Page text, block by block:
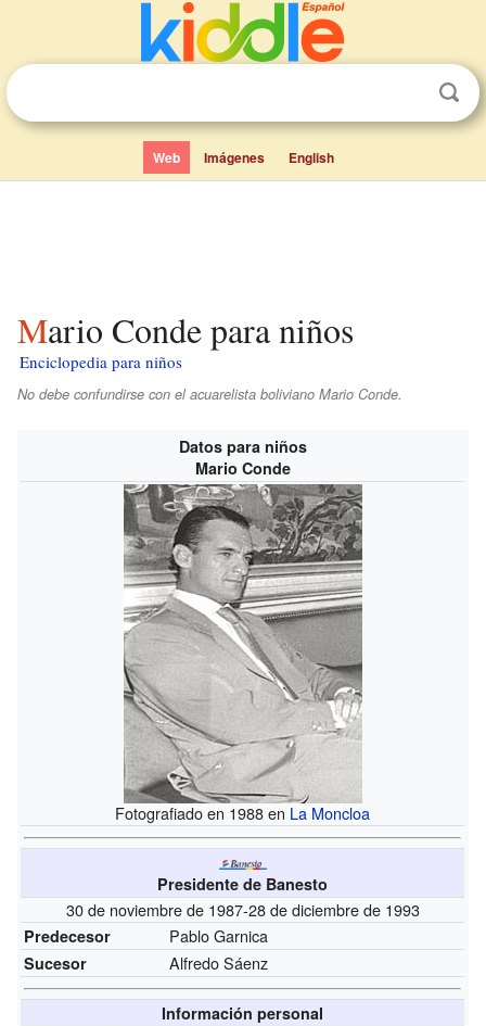
Web Imágenes English
Mario Conde para niños
Enciclopedia para niños
No debe confundirse con el acuarelista boliviano Mario Conde.
Datos para niños
Mario Conde
Fotografiado en 1988 en La Moncloa
Presidente de Banesto
30 de noviembre de 1987-28 de diciembre de 1993
Predecesor Pablo Garnica
Sucesor Alfredo Sáenz
Información personal